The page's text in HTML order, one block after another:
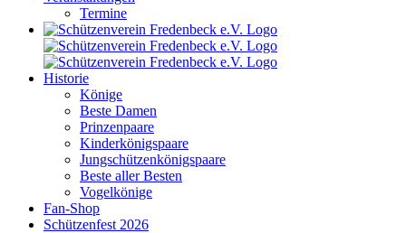
Termine
Historie
Könige
Beste Damen
Prinzenpaare
Kinderkönigspaare
Jungschützenkönigspaare
Beste aller Besten
Vogelkönige
Fan-Shop
Schützenfest 2026